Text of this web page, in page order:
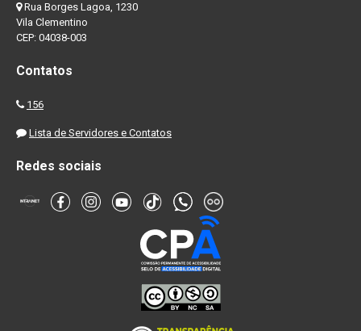
Rua Borges Lagoa, 1230
Vila Clementino
CEP: 04038-003
Contatos
156
Lista de Servidores e Contatos
Redes sociais